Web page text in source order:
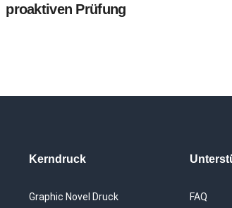
proaktiven Prüfung
Kerndruck
Graphic Novel Druck FAQ